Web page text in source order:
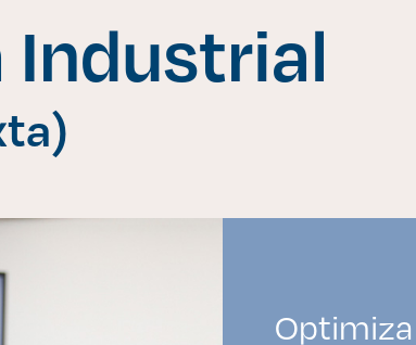
A|
interés
Industrial